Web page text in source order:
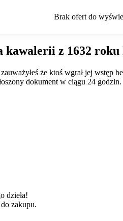
z 1632 roku
że ktoś wgrał jej wstęp
dokument w ciągu 24 godzin.
dzieła!
zakupu.